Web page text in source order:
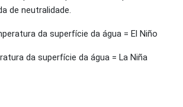
de neutralidade.
da superfície da água = El Niño
da superfície da água = La Niña